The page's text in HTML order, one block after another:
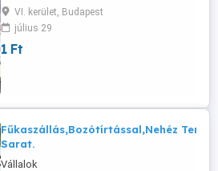
bejelentés megtételéhez szükséges
dokumentáció elkészítése, kérésére
ÉTDR használatával vállalom.
VI. kerület, Budapest
július 29
1 Ft
Fűkaszállás,Bozótírtással,Nehéz
Sarat.
Vállalok